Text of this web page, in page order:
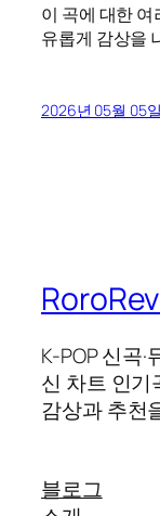
이 곡에 대한
유롭게 감상을
2026년 05월 05일
K-POP 신곡
신 차트 인
감상과 추천
블로그